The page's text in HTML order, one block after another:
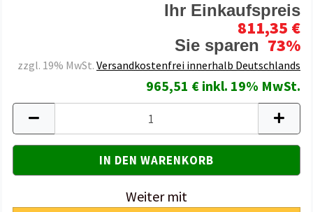
Ihr Einkaufspreis
811,35 €
Sie sparen 73%
zzgl. 19% MwSt. Versandkostenfrei innerhalb Deutschlands
965,51 € inkl. 19% MwSt.
Weiter mit